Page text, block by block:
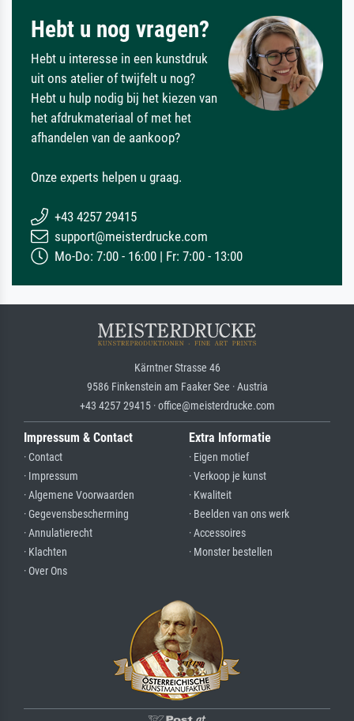
Hebt u nog vragen?
Hebt u interesse in een kunstdruk
uit ons atelier of twijfelt u nog?
Hebt u hulp nodig bij het kiezen van
het afdrukmateriaal of met het
afhandelen van de aankoop?
Onze experts helpen u graag.
+43 4257 29415
support@meisterdrucke.com
Mo-Do: 7:00 - 16:00 | Fr: 7:00 - 13:00
Kärntner Strasse 46
9586 Finkenstein am Faaker See · Austria
+43 4257 29415 · office@meisterdrucke.com
Impressum & Contact
· Contact
· Impressum
· Algemene Voorwaarden
· Gegevensbescherming
· Annulatierecht
· Klachten
· Over Ons
Extra Informatie
· Eigen motief
· Verkoop je kunst
· Kwaliteit
· Beelden van ons werk
· Accessoires
· Monster bestellen